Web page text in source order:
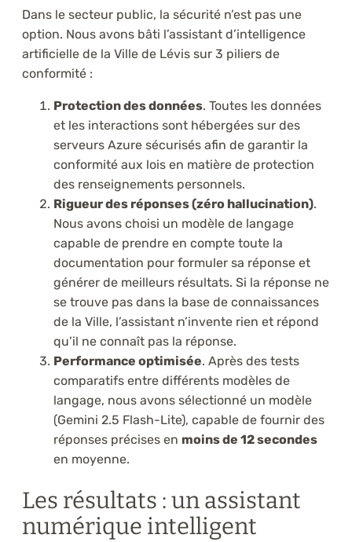
Dans le secteur public, la sécurité n’est pas une
option. Nous avons bâti l’assistant d’intelligence
artificielle de la Ville de Lévis sur 3 piliers de
conformité :
Protection des données. Toutes les données
et les interactions sont hébergées sur des
serveurs Azure sécurisés afin de garantir la
conformité aux lois en matière de protection
des renseignements personnels.
Rigueur des réponses (zéro hallucination).
Nous avons choisi un modèle de langage
capable de prendre en compte toute la
documentation pour formuler sa réponse et
générer de meilleurs résultats. Si la réponse ne
se trouve pas dans la base de connaissances
de la Ville, l’assistant n’invente rien et répond
qu’il ne connaît pas la réponse.
Performance optimisée. Après des tests
comparatifs entre différents modèles de
langage, nous avons sélectionné un modèle
(Gemini 2.5 Flash-Lite), capable de fournir des
réponses précises en moins de 12 secondes
en moyenne.
Les résultats : un assistant
numérique intelligent